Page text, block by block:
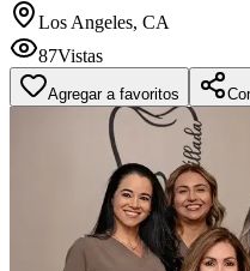
Los Angeles, CA
87Vistas
Agregar a favoritos